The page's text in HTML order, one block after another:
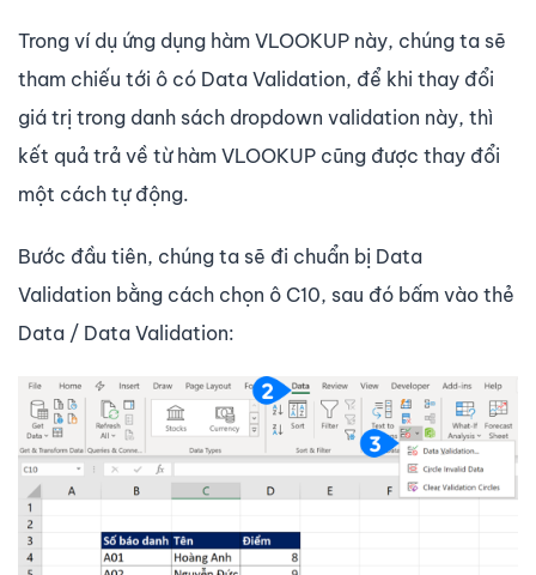
Trong ví dụ ứng dụng hàm VLOOKUP này, chúng ta sẽ
tham chiếu tới ô có Data Validation, để khi thay đổi
giá trị trong danh sách dropdown validation này, thì
kết quả trả về từ hàm VLOOKUP cũng được thay đổi
một cách tự động.
Bước đầu tiên, chúng ta sẽ đi chuẩn bị Data
Validation bằng cách chọn ô C10, sau đó bấm vào thẻ
Data / Data Validation: